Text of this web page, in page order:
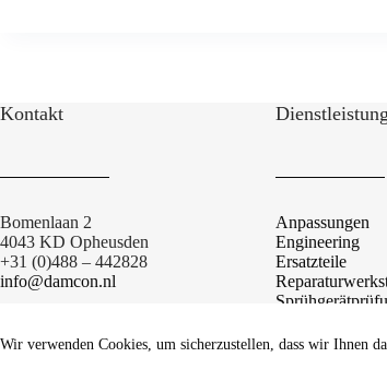
Wir verwenden Cookies, um sicherzustellen, dass wir Ihnen
Kontakt
Bomenlaan 2
4043 KD Opheusden
+31 (0)488 – 442828
info@damcon.nl
Anpassungen
Engineering
Ersatzteile
Wartungswagen